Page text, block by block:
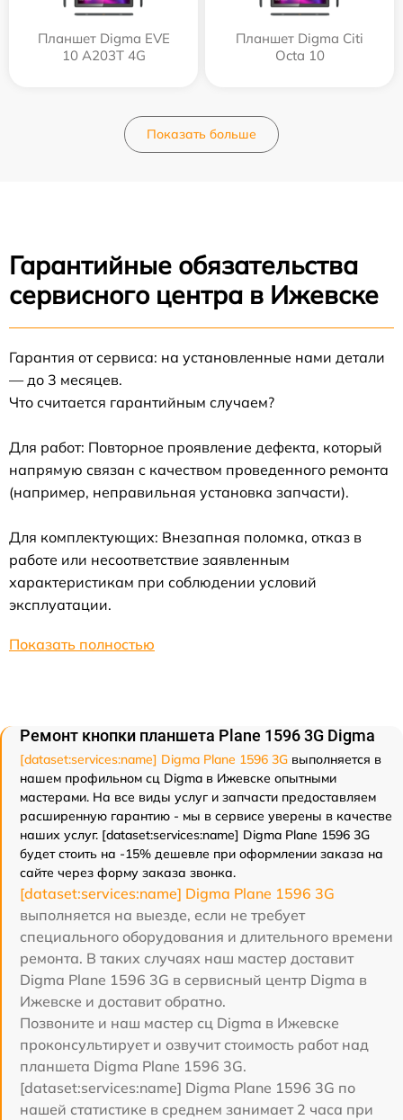
Планшет Digma EVE
10 A203T 4G
Планшет Digma Citi
Octa 10
Показать больше
Гарантийные обязательства
сервисного центра в Ижевске
Гарантия от сервиса: на установленные нами детали
— до 3 месяцев.
Что считается гарантийным случаем?
Для работ: Повторное проявление дефекта, который
напрямую связан с качеством проведенного ремонта
(например, неправильная установка запчасти).
Для комплектующих: Внезапная поломка, отказ в
работе или несоответствие заявленным
характеристикам при соблюдении условий
эксплуатации.
Показать полностью
Ремонт кнопки планшета Plane 1596 3G Digma
[dataset:services:name] Digma Plane 1596 3G выполняется в
нашем профильном сц Digma в Ижевске опытными
мастерами. На все виды услуг и запчасти предоставляем
расширенную гарантию - мы в сервисе уверены в качестве
наших услуг. [dataset:services:name] Digma Plane 1596 3G
будет стоить на -15% дешевле при оформлении заказа на
сайте через форму заказа звонка.
[dataset:services:name] Digma Plane 1596 3G
выполняется на выезде, если не требует
специального оборудования и длительного времени
ремонта. В таких случаях наш мастер доставит
Digma Plane 1596 3G в сервисный центр Digma в
Ижевске и доставит обратно.
Позвоните и наш мастер сц Digma в Ижевске
проконсультирует и озвучит стоимость работ над
планшета Digma Plane 1596 3G.
[dataset:services:name] Digma Plane 1596 3G по
нашей статистике в среднем занимает 2 часа при